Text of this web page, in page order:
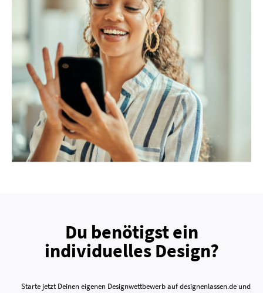
Du benötigst ein
individuelles Design?
Starte jetzt Deinen eigenen Designwettbewerb auf designenlassen.de und